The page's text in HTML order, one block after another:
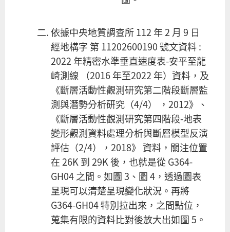
依據中央地質調查所 112 年 2 月 9 日
經地構字 第 11202600190 號文資料 :
2022 年精密水準垂直速度表-安平至龍
崎測線 （2016 年至2022 年）資料，及
《斷層活動性觀測研究第二階段斷層監
測與潛勢分析研究（4/4） ，2012》、
《斷層活動性觀測研究第四階段-地表
變形觀測資料處理分析與斷層模型反演
評估（2/4），2018》 資料，關注位置
在 26K 到 29K 後，也就是從 G364-
GH04 之間。如圖 3、圖 4，透過圖表
呈現可以清楚呈現變化狀況。再將
G364-GH04 特別拉出來，之間點位，
蒐集有限的資料比對後放大出如圖 5。